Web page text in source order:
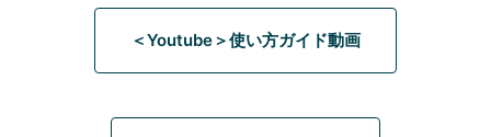
＜Youtube＞使い方ガイド動画